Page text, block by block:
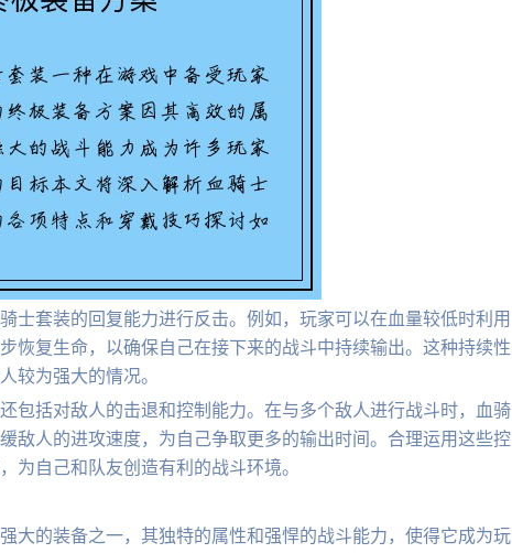
士套装的回复能力进行反击。例如，玩家可以在血量较低时利用
恢复生命，以确保自己在接下来的战斗中持续输出。这种持续性
较为强大的情况。
包括对敌人的击退和控制能力。在与多个敌人进行战斗时，血骑
敌人的进攻速度，为自己争取更多的输出时间。合理运用这些控
为自己和队友创造有利的战斗环境。
大的装备之一，其独特的属性和强悍的战斗能力，使得它成为玩